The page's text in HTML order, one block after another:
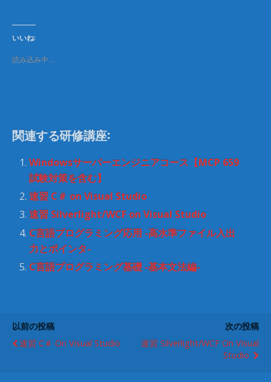
て
T
w
t
t
い
ウ
ン
ド
ウ
で
開
き
す
)
ク
し
て
だ
さ
い
(
新
し
ウ
ィ
ン
ド
ウ
で
開
き
いいね:
読み込み中…
関連する研修講座:
Windowsサーバーエンジニアコース【MCP 659
試験対策を含む】
速習 C＃ on Visual Studio
速習 Silverlight/WCF on Visual Studio
C言語プログラミング応用 -高水準ファイル入出
力とポインタ-
C言語プログラミング基礎 -基本文法編-
以前の投稿
速習 C＃ On Visual Studio
次の投稿
速習 Silverlight/WCF On Visual
Studio